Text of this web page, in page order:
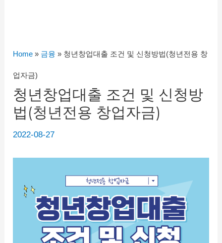
Home » 금융 » 청년창업대출 조건 및 신청방법(청년전용 창
업자금)
청년창업대출 조건 및 신청방
법(청년전용 창업자금)
2022-08-27